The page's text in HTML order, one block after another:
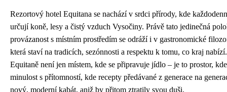
Rezortový hotel Equitana se nachází v srdci přírody, kde
určují koně, lesy a čistý vzduch Vysočiny. Právě tato jedinečná
provázanost s místním prostředím se odráží i v gastronomické
která staví na tradicích, sezónnosti a respektu k tomu, co kraj
Equitaně není jen místem, kde se připravuje jídlo – je to prostor,
minulost s přítomností, kde recepty předávané z generace na
nový, moderní kabát, aniž by přitom ztratily svou duši.